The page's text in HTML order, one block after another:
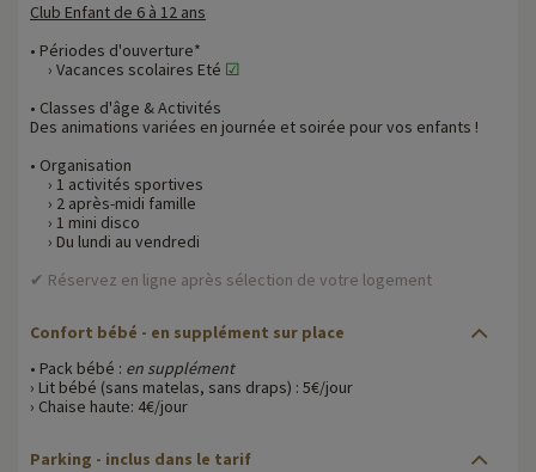
Club Enfant de 6 à 12 ans
• Périodes d'ouverture*
› Vacances scolaires Eté ☑
• Classes d'âge & Activités
Des animations variées en journée et soirée pour vos enfants !
• Organisation
› 1 activités sportives
› 2 après-midi famille
› 1 mini disco
› Du lundi au vendredi
✔ Réservez en ligne après sélection de votre logement
Confort bébé - en supplément sur place
• Pack bébé : en supplément
› Lit bébé (sans matelas, sans draps) : 5€/jour
› Chaise haute: 4€/jour
Parking - inclus dans le tarif